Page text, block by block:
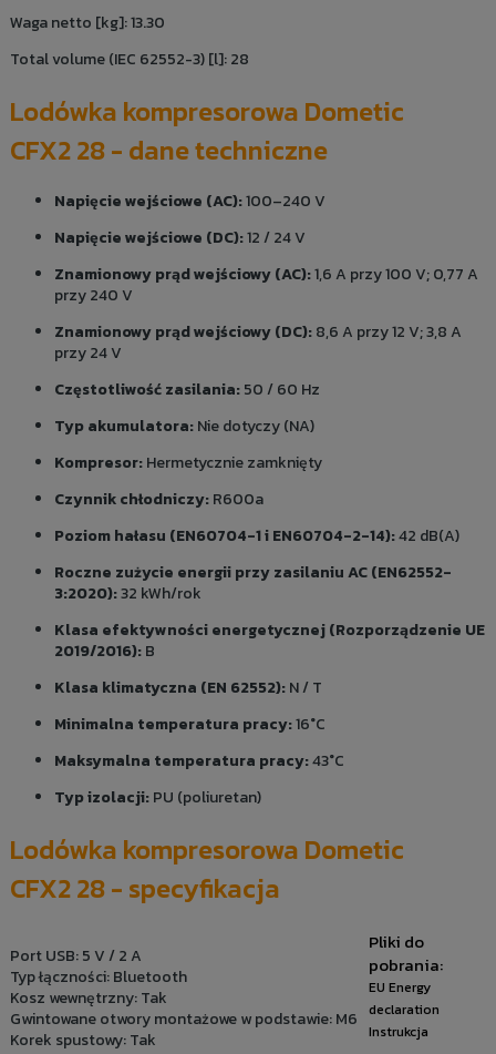
Waga netto [kg]: 13.30
Total volume (IEC 62552-3) [l]: 28
Lodówka kompresorowa Dometic
CFX2 28 - dane techniczne
Napięcie wejściowe (AC):100–240 V
Napięcie wejściowe (DC):12 / 24 V
Znamionowy prąd wejściowy (AC):1,6 A przy 100 V; 0,77 A
przy 240 V
Znamionowy prąd wejściowy (DC):8,6 A przy 12 V; 3,8 A
przy 24 V
Częstotliwość zasilania:50 / 60 Hz
Typ akumulatora:Nie dotyczy (NA)
Kompresor:Hermetycznie zamknięty
Czynnik chłodniczy:R600a
Poziom hałasu (EN60704-1 i EN60704-2-14):42 dB(A)
Roczne zużycie energii przy zasilaniu AC (EN62552-
3:2020):32 kWh/rok
Klasa efektywności energetycznej (Rozporządzenie UE
2019/2016):B
Klasa klimatyczna (EN 62552):N / T
Minimalna temperatura pracy:16°C
Maksymalna temperatura pracy:43°C
Typ izolacji:PU (poliuretan)
Lodówka kompresorowa Dometic
CFX2 28 - specyfikacja
Port USB: 5 V / 2 A
Typ łączności: Bluetooth
Kosz wewnętrzny: Tak
Gwintowane otwory montażowe w podstawie: M6
Korek spustowy: Tak
Pliki do
pobrania:
EU Energy
declaration
Instrukcja